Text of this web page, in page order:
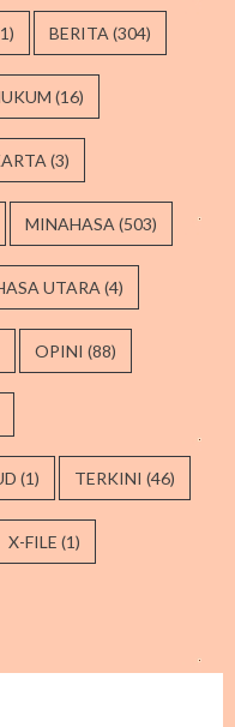
BERITA (304)
(16)
(3)
MINAHASA (503)
UTARA (4)
OPINI (88)
(1) TERKINI (46)
X-FILE (1)